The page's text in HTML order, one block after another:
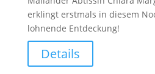
erklingt erstmals in diesem
lohnende Entdeckung!
Details